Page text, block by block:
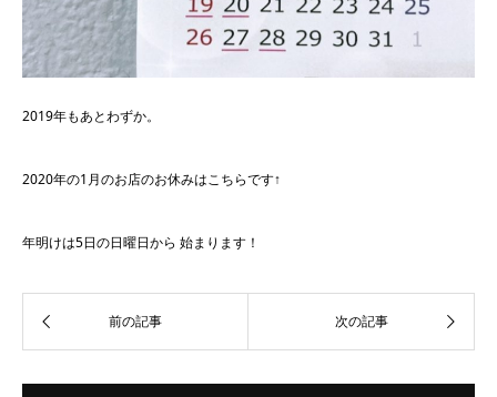
2019年もあとわずか。
2020年の1月のお店のお休みはこちらです↑
年明けは5日の日曜日から 始まります！